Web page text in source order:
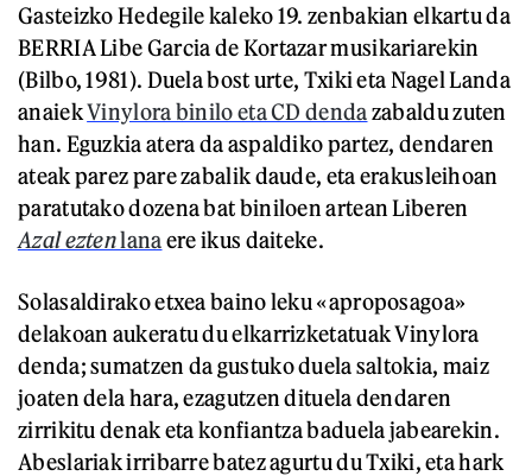
Gasteizko Hedegile kaleko 19. zenbakian elkartu da
BERRIA Libe Garcia de Kortazar musikariarekin
(Bilbo, 1981). Duela bost urte, Txiki eta Nagel Landa
anaiekVinylora binilo eta CD dendazabaldu zuten
han. Eguzkia atera da aspaldiko partez, dendaren
ateak parez pare zabalik daude, eta erakusleihoan
paratutako dozena bat biniloen artean Liberen
Azal eztenlanaere ikus daiteke.
Solasaldirako etxea baino leku «aproposagoa»
delakoan aukeratu du elkarrizketatuak Vinylora
denda; sumatzen da gustuko duela saltokia, maiz
joaten dela hara, ezagutzen dituela dendaren
zirrikitu denak eta konfiantza baduela jabearekin.
Abeslariak irribarre batez agurtu du Txiki, eta hark